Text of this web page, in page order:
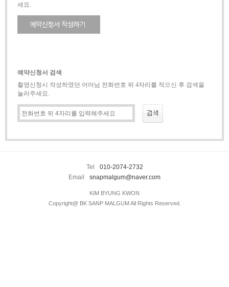
상품안내
촬영문의
INSTAGRAM
KAKAO
세요.
예약신청서 검색
촬영신청시 작성하였던 어머님 전화번호 뒤 4자리를 적으신 후 검색을
눌러주세요.
Tel
010-2074-2732
Email
snapmalgum@naver.com
KIM BYUNG KWON
Copyright@ BK SANP MALGUM All Rights Reserved.